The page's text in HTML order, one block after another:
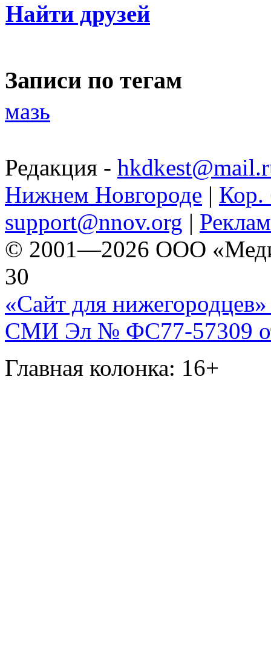
Найти друзей
Записи по тегам
мазь
Редакция -
Нижнем Новгороде | Кор.
support@nnov.org |
© 2001—2026 ООО
30
«Сайт для нижегородцев»
СМИ Эл № ФС77-57309
Главная колонка: 16+